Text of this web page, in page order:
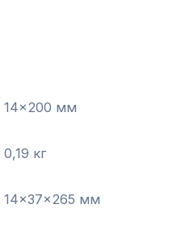
14×200 мм
0,19 кг
14x37x265 мм